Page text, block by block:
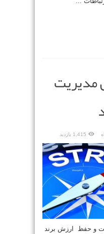
مدیریت
1,415 بازدید
و حفظ ارزش برند